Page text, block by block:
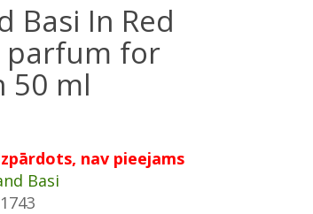
Basi In Red
parfum for
50 ml
nav pieejams
Basi